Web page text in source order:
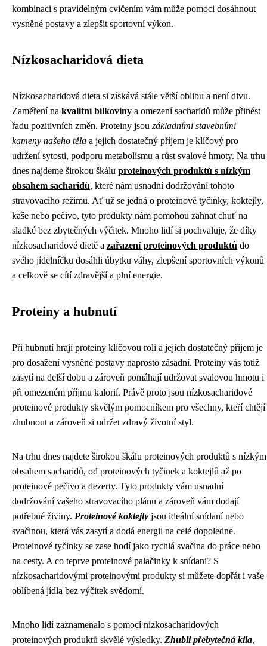
kombinaci s pravidelným cvičením vám může pomoci dosáhnout
vysněné postavy a zlepšit sportovní výkon.
Nízkosacharidová dieta
Nízkosacharidová dieta si získává stále větší oblibu a není divu.
Zaměření na kvalitní bílkoviny a omezení sacharidů může přinést
řadu pozitivních změn. Proteiny jsou základními stavebními
kameny našeho těla a jejich dostatečný příjem je klíčový pro
udržení sytosti, podporu metabolismu a růst svalové hmoty. Na trhu
dnes najdeme širokou škálu proteinových produktů s nízkým
obsahem sacharidů, které nám usnadní dodržování tohoto
stravovacího režimu. Ať už se jedná o proteinové tyčinky, koktejly,
kaše nebo pečivo, tyto produkty nám pomohou zahnat chuť na
sladké bez zbytečných výčitek. Mnoho lidí si pochvaluje, že díky
nízkosacharidové dietě a zařazení proteinových produktů do
svého jídelníčku dosáhli úbytku váhy, zlepšení sportovních výkonů
a celkově se cítí zdravější a plní energie.
Proteiny a hubnutí
Při hubnutí hrají proteiny klíčovou roli a jejich dostatečný příjem je
pro dosažení vysněné postavy naprosto zásadní. Proteiny vás totiž
zasytí na delší dobu a zároveň pomáhají udržovat svalovou hmotu i
při omezeném příjmu kalorií. Právě proto jsou nízkosacharidové
proteinové produkty skvělým pomocníkem pro všechny, kteří chtějí
zhubnout a zároveň si udržet zdravý životní styl.
Na trhu dnes najdete širokou škálu proteinových produktů s nízkým
obsahem sacharidů, od proteinových tyčinek a koktejlů až po
proteinové pečivo a dezerty. Tyto produkty vám usnadní
dodržování vašeho stravovacího plánu a zároveň vám dodají
potřebné živiny. Proteinové koktejly jsou ideální snídaní nebo
svačinou, která vás zasytí a dodá energii na celé dopoledne.
Proteinové tyčinky se zase hodí jako rychlá svačina do práce nebo
na cesty. A co teprve proteinové palačinky k snídani? S
nízkosacharidovými proteinovými produkty si můžete dopřát i vaše
oblíbená jídla bez výčitek svědomí.
Mnoho lidí zaznamenalo s pomocí nízkosacharidových
proteinových produktů skvělé výsledky. Zhubli přebytečná kila,